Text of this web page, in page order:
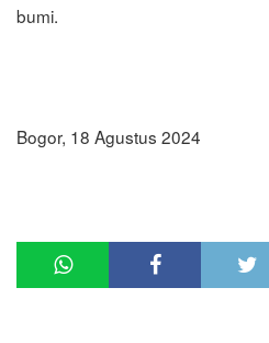
bumi.
Bogor, 18 Agustus 2024